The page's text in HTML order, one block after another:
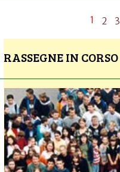
1 2 3
RASSEGNE IN CORSO